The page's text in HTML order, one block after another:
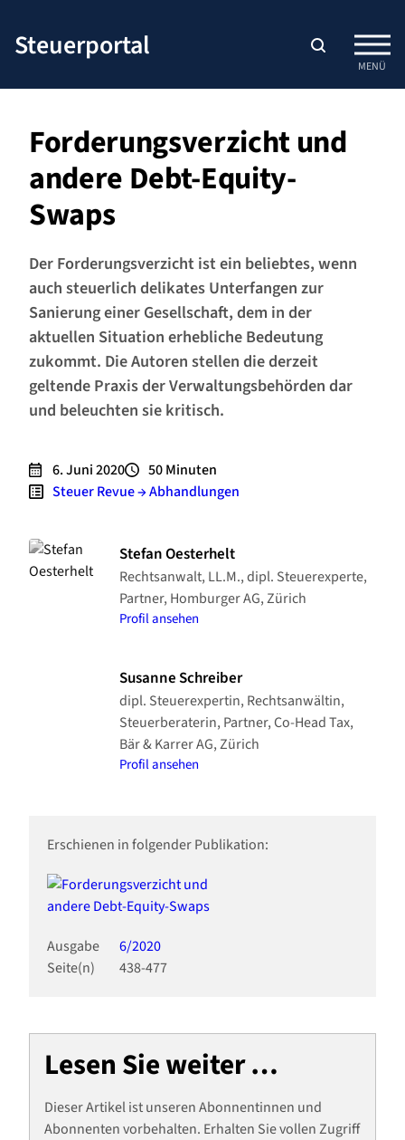
Inhalt
springen
Steuerportal
MENÜ
Forderungsverzicht und
andere Debt-Equity-
Swaps
Der Forderungsverzicht ist ein beliebtes, wenn
auch steuerlich delikates Unterfangen zur
Sanierung einer Gesellschaft, dem in der
aktuellen Situation erhebliche Bedeutung
zukommt. Die Autoren stellen die derzeit
geltende Praxis der Verwaltungsbehörden dar
und beleuchten sie kritisch.
Steuer Revue → Abhandlungen
6. Juni 2020 50Minuten
Stefan Oesterhelt
Rechtsanwalt, LL.M., dipl. Steuerexperte,
Partner, Homburger AG, Zürich
Profil ansehen
Susanne Schreiber
dipl. Steuerexpertin, Rechtsanwältin,
Steuerberaterin, Partner, Co-Head Tax,
Bär & Karrer AG, Zürich
Profil ansehen
Erschienen in folgender Publikation:
Ausgabe
6/2020
Seite(n)
438-477
Lesen Sie weiter …
Dieser Artikel ist unseren Abonnentinnen und
Abonnenten vorbehalten. Erhalten Sie vollen Zugriff